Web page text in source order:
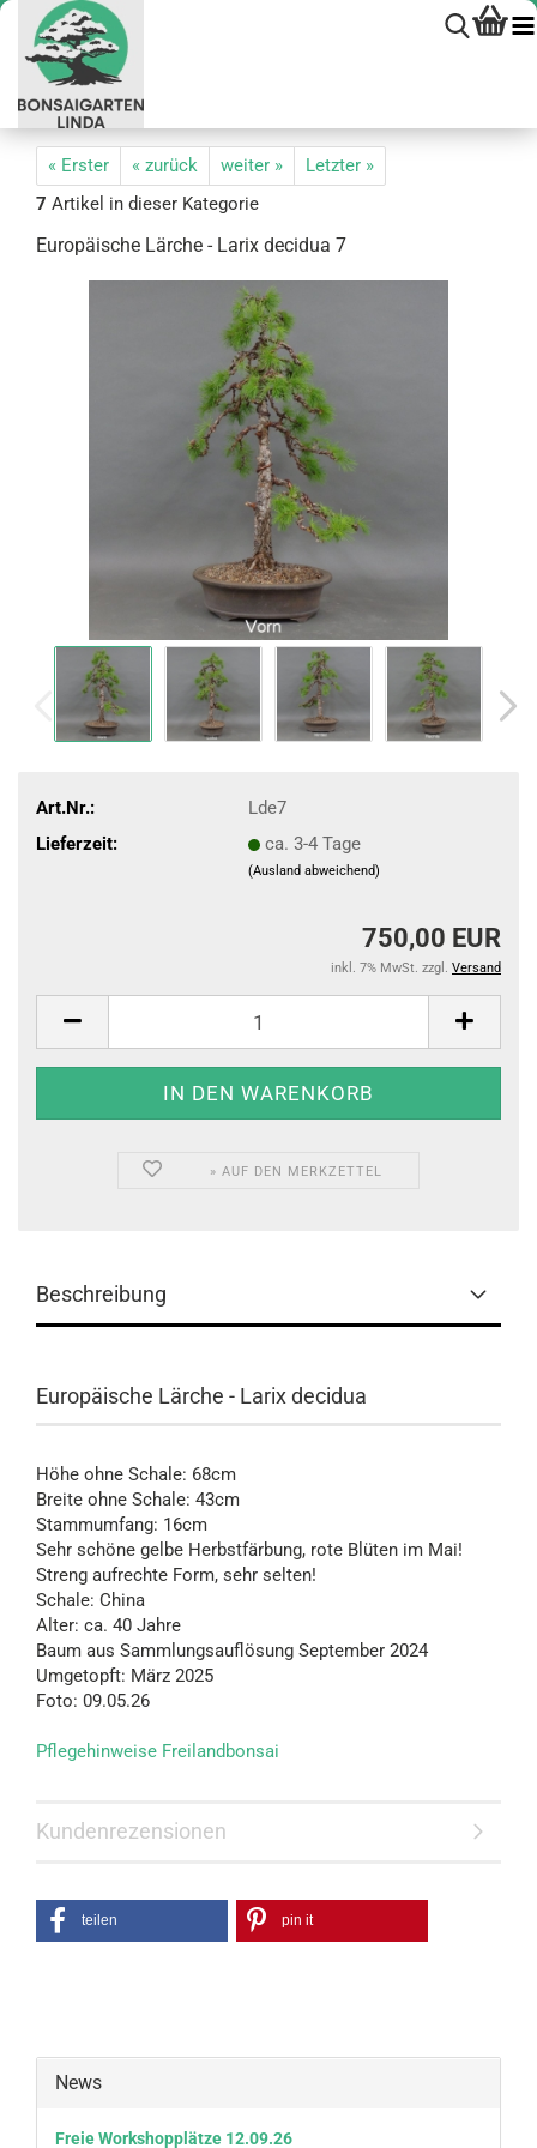
« Erster « zurück weiter »
Letzter »
7 Artikel in dieser Kategorie
Eu­ro­päi­sche Lär­che - Larix de­ci­dua 7
Art.Nr.:
Lde7
Lieferzeit:
ca. 3-4 Tage
(Ausland abweichend)
750,00 EUR
inkl. 7% MwSt. zzgl. Versand
» AUF DEN MERKZETTEL
Beschreibung
Europäische Lärche - Larix decidua
Höhe ohne Schale: 68cm
Breite ohne Schale: 43cm
Stammumfang: 16cm
Sehr schöne gelbe Herbstfärbung, rote Blüten im Mai!
Streng aufrechte Form, sehr selten!
Schale: China
Alter: ca. 40 Jahre
Baum aus Sammlungsauflösung September 2024
Umgetopft: März 2025
Foto: 09.05.26
Pflegehinweise Freilandbonsai
Kundenrezensionen
teilen pin it
News
Freie Workshopplätze 12.09.26